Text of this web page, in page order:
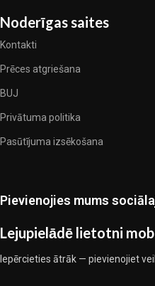
Gultas veļas ražotāji, kā arī citu
pārsteidzošiem piedāvājumiem:
dizainieriskām prēcem, kuras
esam izvēlējušies jums labākos
ražotājiem, kuriem izdevās
pārbaudītu uzņēmumu produkti.
ekspluatācijas īpašības,
Noderīgas saites
Kontakti
Prēces atgriešana
BUJ
Privātuma politika
Pasūtījuma izsēkošana
Pievienojies mums
Lejupielādē lietotni
Iepērcieties ātrāk — pievienojiet